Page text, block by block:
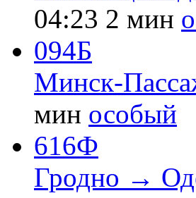
04:23 2 мин
094Б
Минск-
мин особый
616Ф
Гродно →